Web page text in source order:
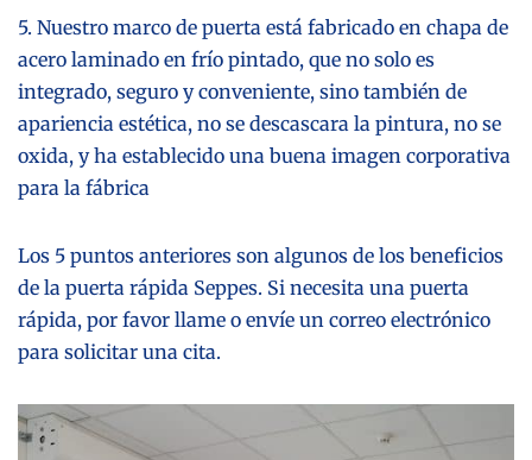
5. Nuestro marco de puerta está fabricado en chapa de
acero laminado en frío pintado, que no solo es
integrado, seguro y conveniente, sino también de
apariencia estética, no se descascara la pintura, no se
oxida, y ha establecido una buena imagen corporativa
para la fábrica
Los 5 puntos anteriores son algunos de los beneficios
de la puerta rápida Seppes. Si necesita una puerta
rápida, por favor llame o envíe un correo electrónico
para solicitar una cita.